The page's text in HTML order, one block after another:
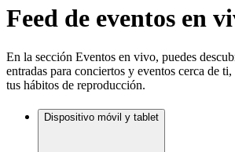
Feed de eventos en
En la sección Eventos en vivo, puedes
entradas para conciertos y eventos cerca de
tus hábitos de reproducción.
Dispositivo móvil y tablet